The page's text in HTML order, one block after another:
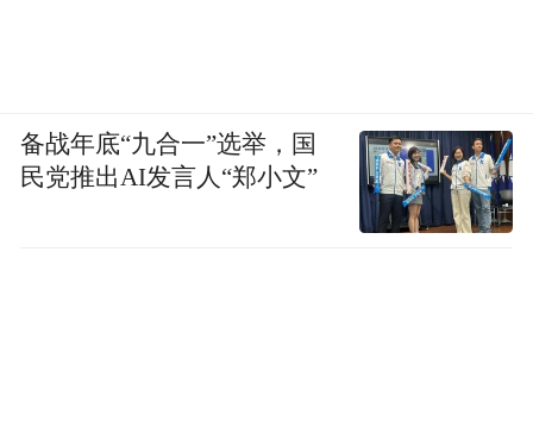
备战年底“九合一”选举，国
民党推出AI发言人“郑小文”